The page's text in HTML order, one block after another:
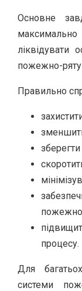
Основне
ліквідувати
пожежно-
Правильно
процесу.
Для
системи